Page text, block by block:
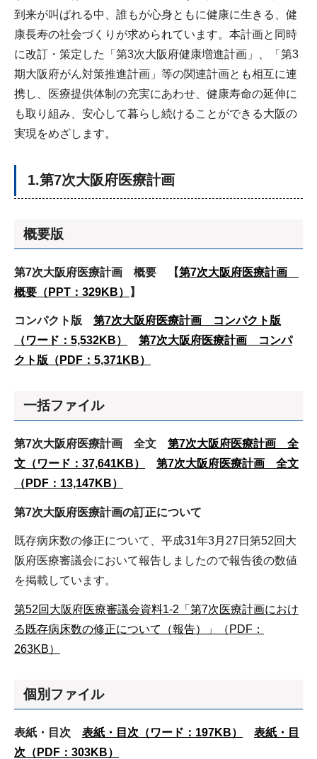
到来が叫ばれる中、誰もが心身ともに健康に生きる、健
康長寿の社会づくりが求められています。本計画と同時
に改訂・策定した「第3次大阪府健康増進計画」、「第3
期大阪府がん対策推進計画」等の関連計画とも相互に連
携し、医療提供体制の充実にあわせ、健康寿命の延伸に
も取り組み、安心して暮らし続けることができる大阪の
実現をめざします。
1.第7次大阪府医療計画
概要版
第7次大阪府医療計画 概要 【第7次大阪府医療計画
概要（PPT：329KB）
】
コンパクト版 第7次大阪府医療計画 コンパクト版
（ワード：5,532KB）
第7次大阪府医療計画 コンパ
クト版（PDF：5,371KB）
一括ファイル
第7次大阪府医療計画 全文 第7次大阪府医療計画 全
文 （ワード：37,641KB） 第7次大阪府医療計画 全文
（PDF：13,147KB）
第7次大阪府医療計画の訂正について
既存病床数の修正について、平成31年3月27日第52回大
阪府医療審議会において報告しましたので報告後の数値
を掲載しています。
第52回大阪府医療審議会資料1-2「第7次医療計画におけ
る既存病床数の修正について（報告）」（PDF：
263KB）
個別ファイル
表紙・目次 表紙・目次（ワード：197KB）
表紙・目
次（PDF：303KB）